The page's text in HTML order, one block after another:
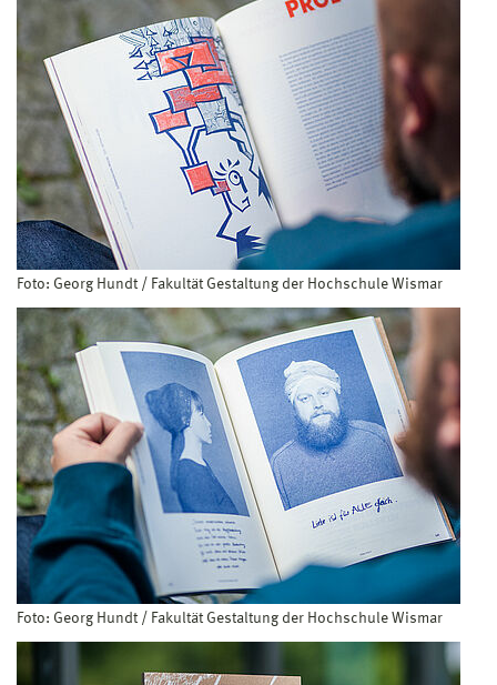
Foto: Georg Hundt / Fakultät Gestaltung der Hochschule Wismar
Foto: Georg Hundt / Fakultät Gestaltung der Hochschule Wismar